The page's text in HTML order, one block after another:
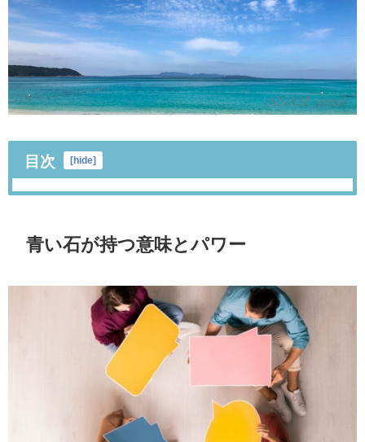
目次 hide
青い石が持つ意味とパワー